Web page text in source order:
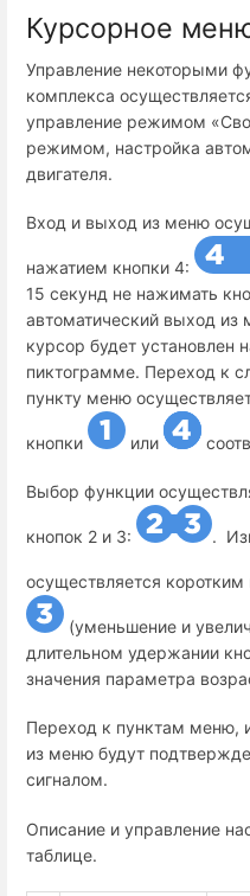
Курсорное
Управление некоторыми
комплекса
управление режимом
режимом, настройка
двигателя.
Вход и выход из меню
нажатием кнопки 4:
15 секунд не нажимать
автоматический выход
курсор будет установлен
пиктограмме. Переход к
пункту меню
кнопки или
Выбор функции
кнопок 2 и 3: .
осуществляется
(уменьшение и
длительном удержании
значения параметра
Переход к пунктам меню,
из меню будут
сигналом.
Описание и управление
таблице.